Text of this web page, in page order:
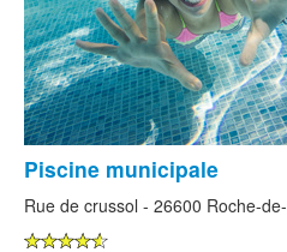
Piscine municipale
Rue de crussol - 26600 Roche-